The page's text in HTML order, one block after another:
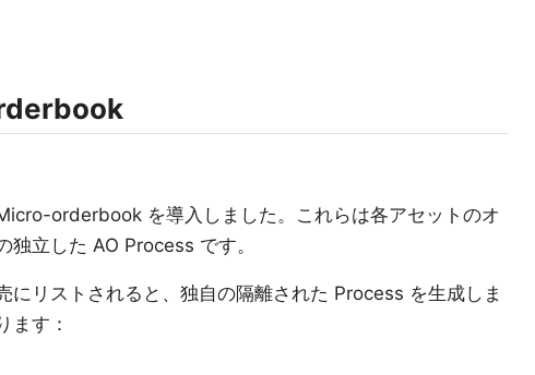
orderbook を導入しました。これらは各アセットのオ
独立した AO Process です。
にリストされると、独自の隔離された Process を生成しま
ます：